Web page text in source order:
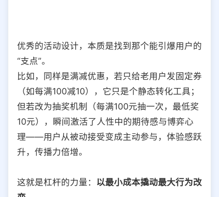
优秀的活动设计，本质是找到那个能引爆用户的
“支点”。
比如，同样是满减优惠，若只给老用户发固定券
（如每满100减10），它只是个静态转化工具；
但若改为抽奖机制（每满100元抽一次，最低奖
10元），瞬间激活了人性中的期待感与博弈心
理——用户从被动接受变成主动参与，体验感跃
升，传播力倍增。
这就是杠杆的力量： 以最小成本撬动最大行为改